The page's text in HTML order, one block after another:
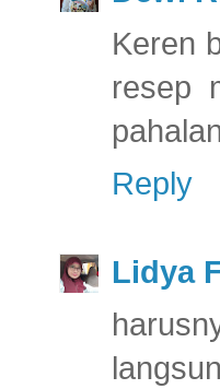
Keren
resep
Reply
Lidya